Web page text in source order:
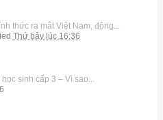
thức ra mắt Việt Nam, động...
Thứ bảy lúc 16:36
sinh cấp 3 – Vì sao...